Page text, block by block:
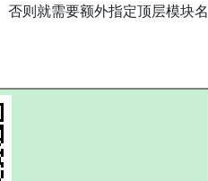
则就需要额外指定顶层模块名